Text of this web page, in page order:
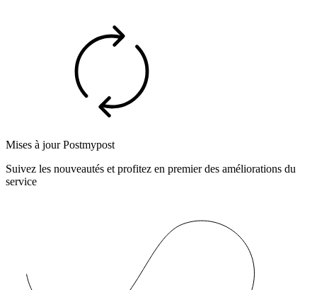
Mises à jour Postmypost
Suivez les nouveautés et profitez en premier des améliorations du
service